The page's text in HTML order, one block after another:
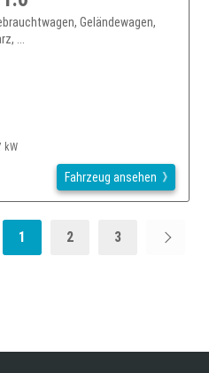
Geländewagen,
...
kW
Fahrzeug ansehen
1 2 3